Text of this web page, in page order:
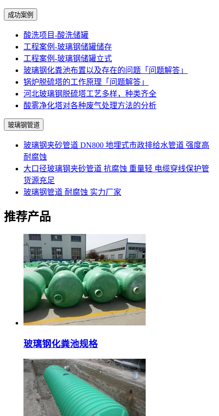
成功案例
酸洗项目-酸洗储罐
工程案例-玻璃钢储罐储存
工程案例-玻璃钢储罐立式
玻璃钢化粪池布置以及存在的问题「问题解答」
锅炉脱硫塔的工作原理「问题解答」
河北玻璃钢脱硫塔工艺多样，种类齐全
酸雾净化塔对各种废气处理方法的分析
玻璃钢管道
玻璃钢夹砂管道 DN800 地埋式市政排给水管道 强度高
耐腐蚀
大口径玻璃钢夹砂管道 抗腐蚀 重量轻 电缆穿线保护管
货源充足
玻璃钢管道 耐腐蚀 实力厂家
推荐产品
玻璃钢化粪池规格